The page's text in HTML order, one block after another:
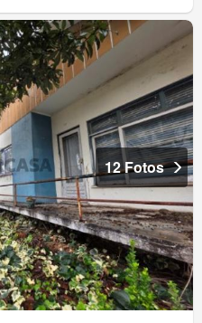
12 Fotos